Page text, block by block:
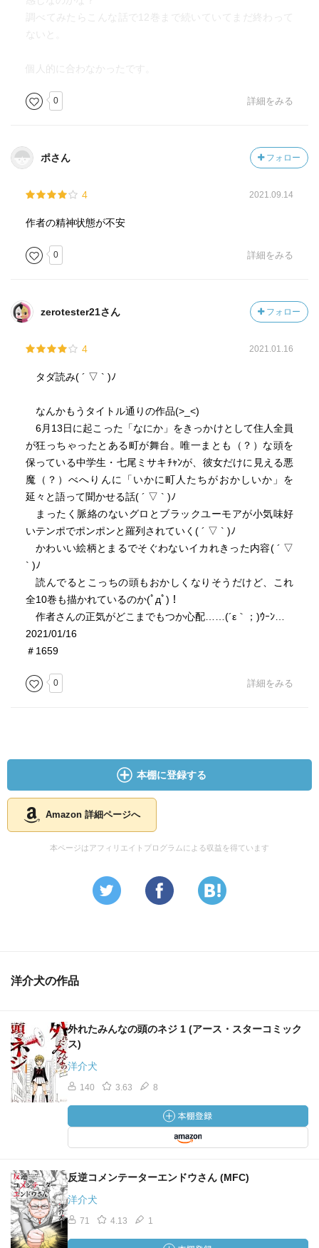
調べてみたらこんな話で12巻まで続いていてまだ終わって
ないと。
個人的に合わなかったです。
0 詳細をみる
ポさん フォロー
4 2021.09.14
作者の精神状態が不安
0 詳細をみる
zerotester21さん フォロー
4 2021.01.16
タダ読み( ´ ▽ ` )ﾉ
なんかもうタイトル通りの作品(>_<)
6月13日に起こった「なにか」をきっかけとして住人全員
が狂っちゃったとある町が舞台。唯一まとも（？）な頭を
保っている中学生・七尾ミサキﾁｬﾝが、彼女だけに見える悪
魔（？）べへりんに「いかに町人たちがおかしいか」を
延々と語って聞かせる話( ´ ▽ ` )ﾉ
まったく脈絡のないグロとブラックユーモアが小気味好
いテンポでポンポンと羅列されていく( ´ ▽ ` )ﾉ
かわいい絵柄とまるでそぐわないイカれきった内容( ´ ▽
` )ﾉ
読んでるとこっちの頭もおかしくなりそうだけど、これ
全10巻も描かれているのか(ﾟдﾟ)！
作者さんの正気がどこまでもつか心配……(´ε｀；)ｳｰﾝ…
2021/01/16
＃1659
0 詳細をみる
本棚に登録する
Amazon 詳細ページへ
本ページはアフィリエイトプログラムによる収益を得ています
洋介犬の作品
外れたみんなの頭のネジ 1 (アース・スターコミック
ス)
洋介犬
140 3.63 8
反逆コメンテーターエンドウさん (MFC)
洋介犬
71 4.13 1